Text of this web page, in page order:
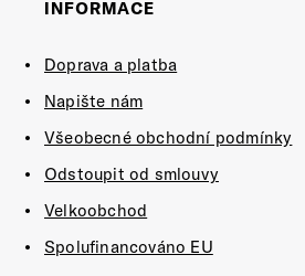
INFORMACE
Doprava a platba
Napište nám
Všeobecné obchodní podmínky
Odstoupit od smlouvy
Velkoobchod
Spolufinancováno EU